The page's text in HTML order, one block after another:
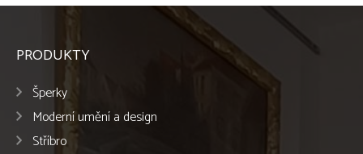
PRODUKTY
Šperky
Moderní umění a design
Stříbro